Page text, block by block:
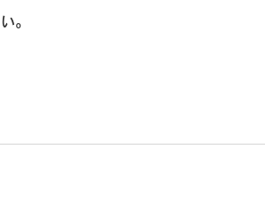
。